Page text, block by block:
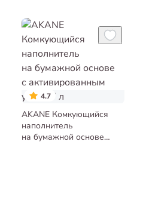
4.7
AKANE Комкующийся
наполнитель
на бумажной основе